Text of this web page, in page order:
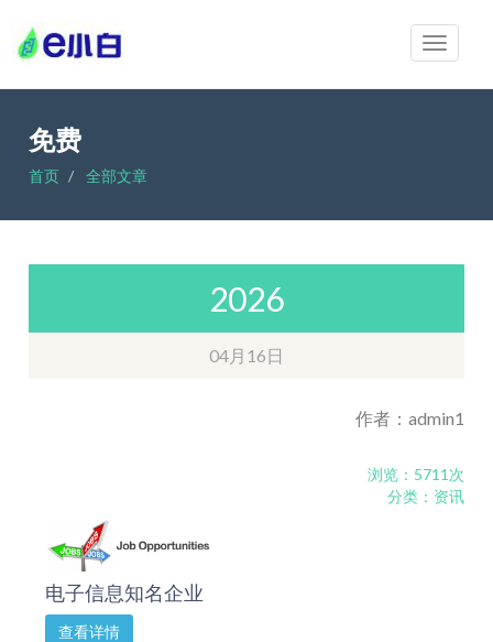
免费
首页 全部文章
2026
04月16日
作者：admin1
浏览：5711次
分类：资讯
电子信息知名企业
查看详情